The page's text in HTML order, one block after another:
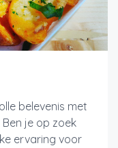
belevenis met
je op zoek
ervaring voor